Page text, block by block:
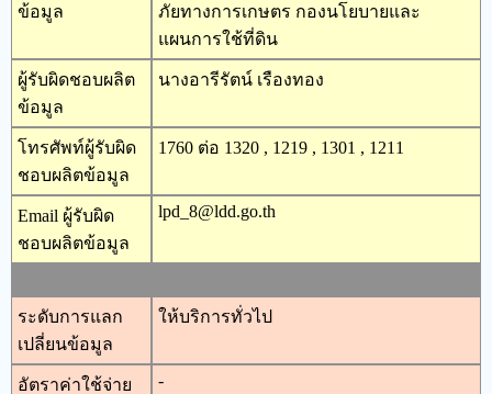
ข้อมูล
ภัยทางการเกษตร กองนโยบายและ
แผนการใช้ที่ดิน
ผู้รับผิดชอบผลิต
ข้อมูล
นางอารีรัตน์ เรืองทอง
โทรศัพท์ผู้รับผิด
ชอบผลิตข้อมูล
1760 ต่อ 1320 , 1219 , 1301 , 1211
Email ผู้รับผิด
ชอบผลิตข้อมูล
lpd_8@ldd.go.th
ระดับการแลก
เปลี่ยนข้อมูล
ให้บริการทั่วไป
อัตราค่าใช้จ่าย
-